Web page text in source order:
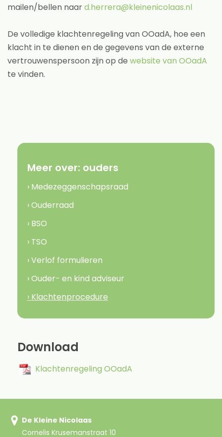
mailen/bellen naard.herrera@kleinenicolaas.nl
De volledige klachtenregeling van OOadA, hoe een
klacht in te dienen en de gegevens van de externe
vertrouwenspersoon zijn op de website van OOadA
te vinden.
Meer over: ouders
› Medezeggenschapsraad
› Ouderraad
› BSO
› TSO
› Verlof formulieren
› Ouder- en kind adviseur
› Klachtenprocedure
Download
Klachtenregeling OOadA
De Kleine Nicolaas
Cornelis Krusemanstraat 10